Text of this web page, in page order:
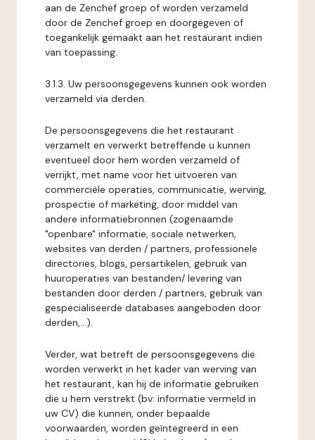
aan de Zenchef groep of worden verzameld
door de Zenchef groep en doorgegeven of
toegankelijk gemaakt aan het restaurant indien
van toepassing.
3.1.3. Uw persoonsgegevens kunnen ook worden
verzameld via derden.
De persoonsgegevens die het restaurant
verzamelt en verwerkt betreffende u kunnen
eventueel door hem worden verzameld of
verrijkt, met name voor het uitvoeren van
commerciële operaties, communicatie, werving,
prospectie of marketing, door middel van
andere informatiebronnen (zogenaamde
"openbare" informatie, sociale netwerken,
websites van derden / partners, professionele
directories, blogs, persartikelen, gebruik van
huuroperaties van bestanden/ levering van
bestanden door derden / partners, gebruik van
gespecialiseerde databases aangeboden door
derden,...).
Verder, wat betreft de persoonsgegevens die
worden verwerkt in het kader van werving van
het restaurant, kan hij de informatie gebruiken
die u hem verstrekt (bv: informatie vermeld in
uw CV) die kunnen, onder bepaalde
voorwaarden, worden geïntegreerd in een